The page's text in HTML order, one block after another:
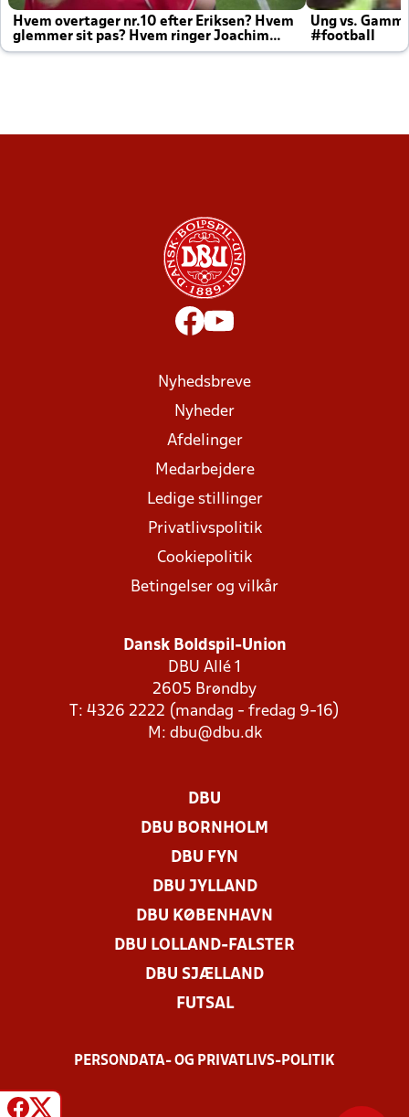
Hvem overtager nr.10 efter Eriksen? Hvem
glemmer sit pas? Hvem ringer Joachim
altid til efter kampe?
Ung vs.
#football
Nyhedsbreve
Nyheder
Afdelinger
Medarbejdere
Ledige stillinger
Privatlivspolitik
Cookiepolitik
Betingelser og vilkår
Dansk Boldspil-Union
DBU Allé 1
2605 Brøndby
T: 4326 2222 (mandag - fredag 9-16)
M: dbu@dbu.dk
DBU
DBU BORNHOLM
DBU FYN
DBU JYLLAND
DBU KØBENHAVN
DBU LOLLAND-FALSTER
DBU SJÆLLAND
FUTSAL
PERSONDATA- OG PRIVATLIVS-POLITIK